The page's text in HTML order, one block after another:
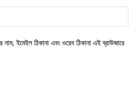
ইমেইল ঠিকানা এবং ওয়েব ঠিকানা এই ব্রাউজারে